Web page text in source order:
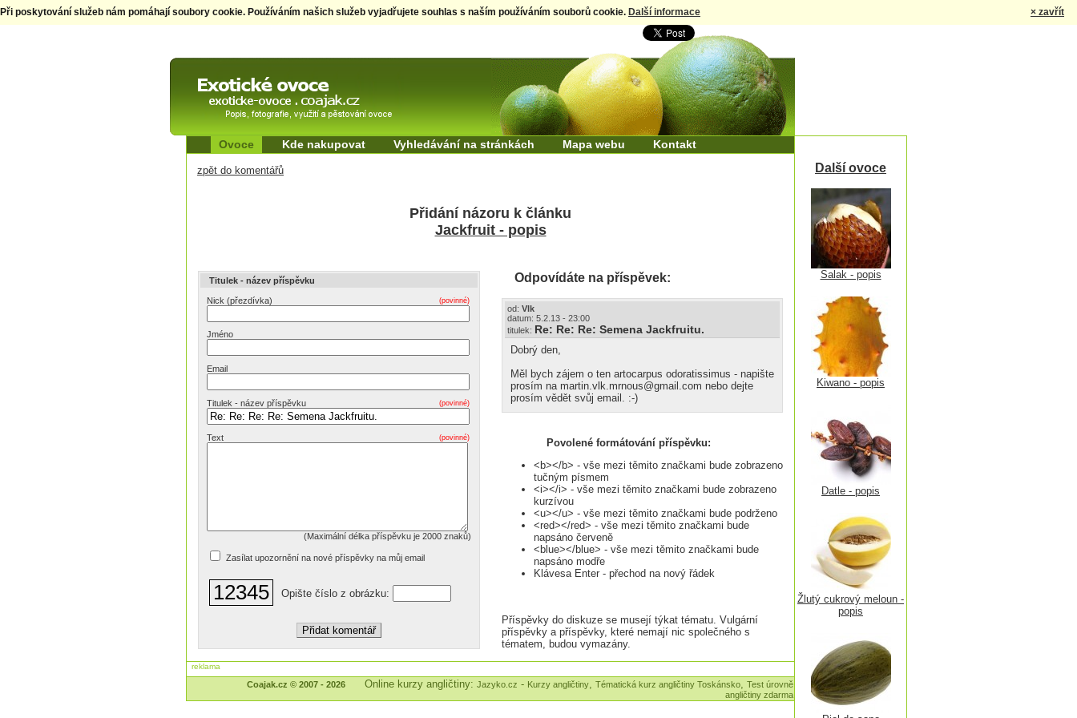
× zavřít
Při poskytování služeb nám pomáhají soubory cookie. Používáním našich služeb vyjadřujete souhlas s naším používáním souborů cookie. Další informace
Exotické ovoce
využití a pěstování
Ovoce Kde nakupovat Vyhledávání na stránkách Mapa webu Kontakt
zpět do komentářů
Přidání názoru k článku
Jackfruit - popis
Titulek - název příspěvku
(povinné)
Nick (přezdívka)
Jméno
Email
(povinné)
Titulek - název příspěvku
(povinné)
Text
(Maximální délka příspěvku je 2000 znaků)
Zasílat upozornění na nové příspěvky na můj email
12345 Opište číslo z obrázku:
Odpovídáte na příspěvek:
od: Vlk
datum: 5.2.13 - 23:00
titulek: Re: Re: Re: Semena Jackfruitu.
Dobrý den,
Měl bych zájem o ten artocarpus odoratissimus - napište
prosím na martin.vlk.mrnous@gmail.com nebo dejte
prosím vědět svůj email. :-)
Povolené formátování příspěvku:
<b></b> - vše mezi těmito značkami bude zobrazeno
tučným písmem
<i></i> - vše mezi těmito značkami bude zobrazeno
kurzívou
<u></u> - vše mezi těmito značkami bude podrženo
<red></red> - vše mezi těmito značkami bude
napsáno červeně
<blue></blue> - vše mezi těmito značkami bude
napsáno modře
Klávesa Enter - přechod na nový řádek
Příspěvky do diskuze se musejí týkat tématu. Vulgární
příspěvky a příspěvky, které nemají nic společného s
tématem, budou vymazány.
reklama
Coajak.cz © 2007 - 2026 Online kurzy angličtiny: Jazyko.cz - Kurzy angličtiny, Tématická kurz angličtiny Toskánsko, Test úrovně
angličtiny zdarma
Další ovoce
Salak - popis
Kiwano - popis
Datle - popis
Žlutý cukrový meloun -
popis